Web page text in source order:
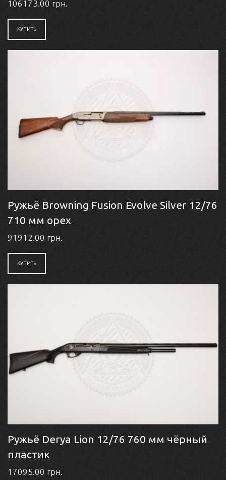
106173.00 грн.
КУПИТЬ
Ружьё Browning Fusion Evolve Silver 12/76
710 мм орех
91912.00 грн.
КУПИТЬ
Ружьё Derya Lion 12/76 760 мм чёрный
пластик
17095.00 грн.